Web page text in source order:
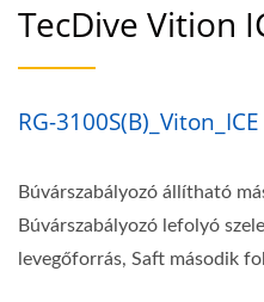
TecDive Vition
RG-3100S(B)_Viton_ICE
Búvárszabályozó állítható
Búvárszabályozó lefolyó
levegőforrás, Saft második